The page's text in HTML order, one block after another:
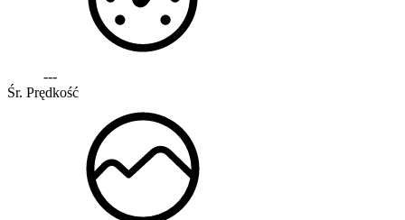
---
Śr. Prędkość